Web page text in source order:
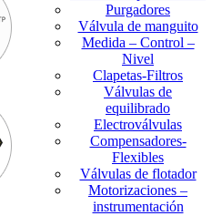
Purgadores
Válvula de manguito
Medida – Control –
Nivel
Clapetas-Filtros
Válvulas de
equilibrado
Electroválvulas
Compensadores-
Flexibles
Válvulas de flotador
Motorizaciones –
instrumentación